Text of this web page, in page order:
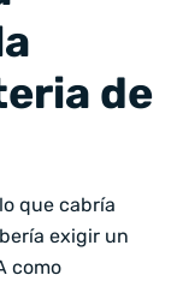
de
que cabría
exigir un
como